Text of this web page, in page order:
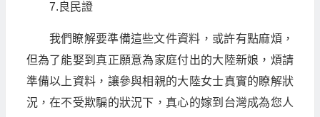
7.良民證
我們瞭解要準備這些文件資料，或許有點麻煩，
但為了能娶到真正願意為家庭付出的大陸新娘，煩請
準備以上資料，讓參與相親的大陸女士真實的瞭解狀
況，在不受欺騙的狀況下，真心的嫁到台灣成為您人